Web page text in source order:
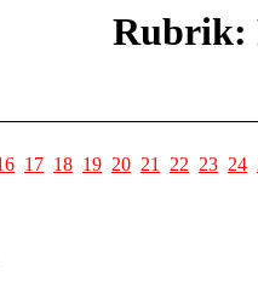
Rubrik:
17 18 19 20 21 22 23 24